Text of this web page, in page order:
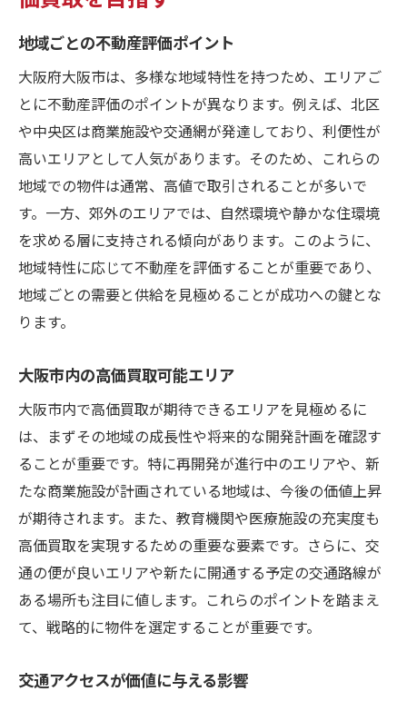
地域ごとの不動産評価ポイント
大阪府大阪市は、多様な地域特性を持つため、エリアご
とに不動産評価のポイントが異なります。例えば、北区
や中央区は商業施設や交通網が発達しており、利便性が
高いエリアとして人気があります。そのため、これらの
地域での物件は通常、高値で取引されることが多いで
す。一方、郊外のエリアでは、自然環境や静かな住環境
を求める層に支持される傾向があります。このように、
地域特性に応じて不動産を評価することが重要であり、
地域ごとの需要と供給を見極めることが成功への鍵とな
ります。
大阪市内の高価買取可能エリア
大阪市内で高価買取が期待できるエリアを見極めるに
は、まずその地域の成長性や将来的な開発計画を確認す
ることが重要です。特に再開発が進行中のエリアや、新
たな商業施設が計画されている地域は、今後の価値上昇
が期待されます。また、教育機関や医療施設の充実度も
高価買取を実現するための重要な要素です。さらに、交
通の便が良いエリアや新たに開通する予定の交通路線が
ある場所も注目に値します。これらのポイントを踏まえ
て、戦略的に物件を選定することが重要です。
交通アクセスが価値に与える影響